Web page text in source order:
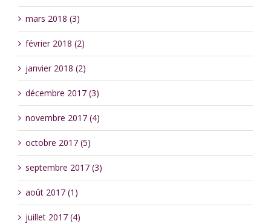
mars 2018 (3)
février 2018 (2)
janvier 2018 (2)
décembre 2017 (3)
novembre 2017 (4)
octobre 2017 (5)
septembre 2017 (3)
août 2017 (1)
juillet 2017 (4)